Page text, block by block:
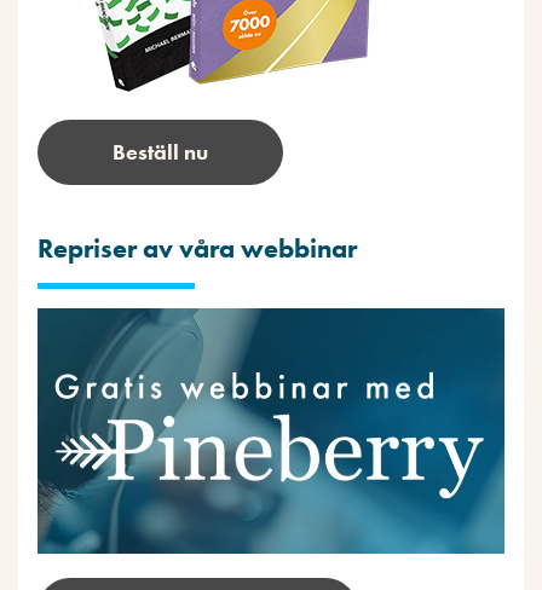
Beställ nu
Repriser av våra webbinar